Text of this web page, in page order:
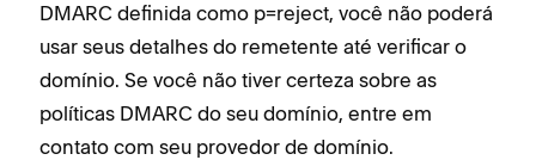
DMARC definida como p=reject, você não poderá
usar seus detalhes do remetente até verificar o
domínio. Se você não tiver certeza sobre as
políticas DMARC do seu domínio, entre em
contato com seu provedor de domínio.